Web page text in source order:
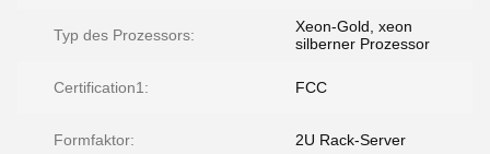
Typ des Prozessors:
Xeon-Gold, xeon
silberner Prozessor
Certification1: FCC
Formfaktor: 2U Rack-Server